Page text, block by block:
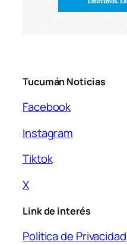
Tucumán Noticias
Facebook
Instagram
Tiktok
X
Link de interés
Política de Privacidad